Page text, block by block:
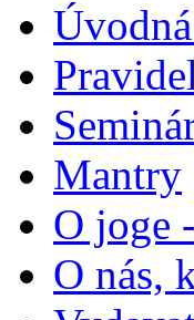
Mantry
O joge
O nás,